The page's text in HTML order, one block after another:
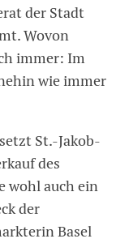
der Stadt
Wovon
immer: Im
wie immer
St.-Jakob-
des
wohl auch ein
der
Basel